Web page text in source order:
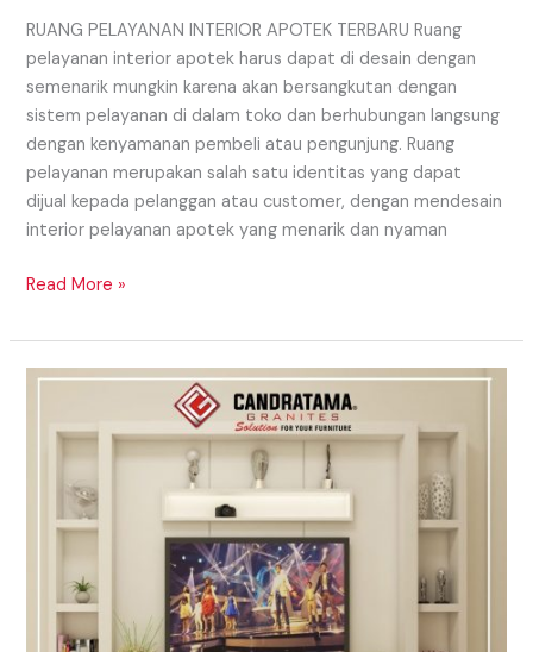
RUANG PELAYANAN INTERIOR APOTEK TERBARU Ruang
pelayanan interior apotek harus dapat di desain dengan
semenarik mungkin karena akan bersangkutan dengan
sistem pelayanan di dalam toko dan berhubungan langsung
dengan kenyamanan pembeli atau pengunjung. Ruang
pelayanan merupakan salah satu identitas yang dapat
dijual kepada pelanggan atau customer, dengan mendesain
interior pelayanan apotek yang menarik dan nyaman
Read More »
Memilih
Televisi
Sesuai
Dengan
Hunian
Anda